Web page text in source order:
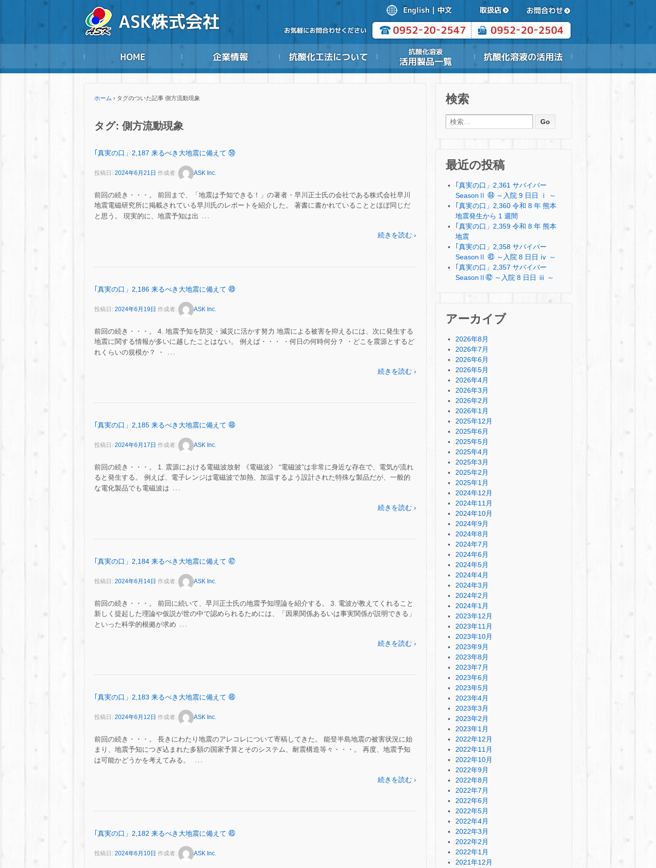
ホーム › タグのついた記事 側方流動現象
タグ: 側方流動現象
｢真実の口」2,187 来るべき大地震に備えて ㊿
投稿日: 2024年6月21日 作成者: ASK Inc.
前回の続き・・・。 前回まで、「地震は予知できる！」の著者・早川正士氏の会社である株式会社早川
地震電磁研究所に掲載されている早川氏のレポートを紹介した。 著書に書かれていることとほぼ同じだ
と思う。 現実的に、地震予知は出 …
続きを読む ›
｢真実の口」2,186 来るべき大地震に備えて ㊾
投稿日: 2024年6月19日 作成者: ASK Inc.
前回の続き・・・。 4. 地震予知を防災・減災に活かす努力 地震による被害を抑えるには、次に発生する
地震に関する情報が多いに越したことはない。 例えば・・・ ・何日の何時何分？ ・どこを震源とするど
れくらいの規模か？ ・
…
続きを読む ›
｢真実の口」2,185 来るべき大地震に備えて ㊽
投稿日: 2024年6月17日 作成者: ASK Inc.
前回の続き・・・。 1. 震源における電磁波放射 《電磁波》 “電磁波”は非常に身近な存在で、電気が流れ
ると発生する。 例えば、電子レンジは電磁波で加熱、加温するよう設計された特殊な製品だが、一般的
な電化製品でも電磁波は …
続きを読む ›
｢真実の口」2,184 来るべき大地震に備えて ㊼
投稿日: 2024年6月14日 作成者: ASK Inc.
前回の続き・・・。 前回に続いて、早川正士氏の地震予知理論を紹介する。 3. 電波が教えてくれること
新しく提起した理論や仮説が世の中で認められるためには、「因果関係あるいは事実関係が説明できる」
といった科学的根拠が求め …
続きを読む ›
｢真実の口」2,183 来るべき大地震に備えて ㊻
投稿日: 2024年6月12日 作成者: ASK Inc.
前回の続き・・・。 長きにわたり地震のアレコレについて寄稿してきた。 能登半島地震の被害状況に始
まり、地震予知につぎ込まれた多額の国家予算とそのシステム、耐震構造等々・・・。 再度、地震予知
は可能かどうかを考えてみる。
…
続きを読む ›
｢真実の口」2,182 来るべき大地震に備えて ㊺
投稿日: 2024年6月10日 作成者: ASK Inc.
検索
検索:
最近の投稿
｢真実の口」2,361 サバイバー
SeasonⅡ ㊹ ～入院 9 日日 ⅰ ～
｢真実の口」2,360 令和 8 年 熊本
地震発生から 1 週間
｢真実の口」2,359 令和 8 年 熊本
地震
｢真実の口」2,358 サバイバー
SeasonⅡ ㊸ ～入院 8 日日 ⅳ ～
｢真実の口」2,357 サバイバー
SeasonⅡ㊷ ～入院 8 日日 ⅲ ～
アーカイブ
2026年8月
2026年7月
2026年6月
2026年5月
2026年4月
2026年3月
2026年2月
2026年1月
2025年12月
2025年6月
2025年5月
2025年4月
2025年3月
2025年2月
2025年1月
2024年12月
2024年11月
2024年10月
2024年9月
2024年8月
2024年7月
2024年6月
2024年5月
2024年4月
2024年3月
2024年2月
2024年1月
2023年12月
2023年11月
2023年10月
2023年9月
2023年8月
2023年7月
2023年6月
2023年5月
2023年4月
2023年3月
2023年2月
2023年1月
2022年12月
2022年11月
2022年10月
2022年9月
2022年8月
2022年7月
2022年6月
2022年5月
2022年4月
2022年3月
2022年2月
2022年1月
2021年12月